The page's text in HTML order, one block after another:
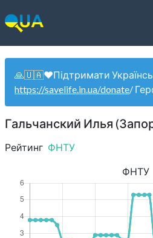
🙏🇺🇦❤️Підтримати
https://savelife.in.ua/donate/
Гальчанский Илья
Рейтинг ФНТУ
ФНТУ